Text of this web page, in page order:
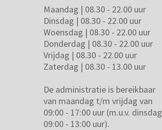
Maandag | 08.30 - 22.00 uur
Dinsdag | 08.30 - 22.00 uur
Woensdag | 08.30 - 22.00 uur
Donderdag | 08.30 - 22.00 uur
Vrijdag | 08.30 - 22.00 uur
Zaterdag | 08.30 - 13.00 uur
De administratie is bereikbaar
van maandag t/m vrijdag van
09:00 - 17:00 uur (m.u.v. dinsdag
09:00 - 13:00 uur).